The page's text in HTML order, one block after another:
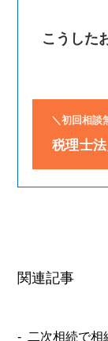
こうした
＼初回相談
税理士
関連記事
二次相続で